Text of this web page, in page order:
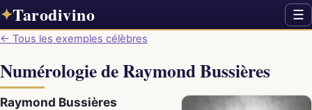
✦Tarodivino ☰
← Tous les exemples célèbres
Numérologie de Raymond Bussières
Raymond Bussières